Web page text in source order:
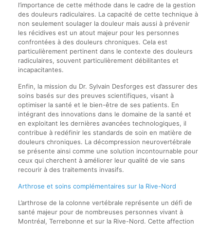
l’importance de cette méthode dans le cadre de la gestion
des douleurs radiculaires. La capacité de cette technique à
non seulement soulager la douleur mais aussi à prévenir
les récidives est un atout majeur pour les personnes
confrontées à des douleurs chroniques. Cela est
particulièrement pertinent dans le contexte des douleurs
radiculaires, souvent particulièrement débilitantes et
incapacitantes.
Enfin, la mission du Dr. Sylvain Desforges est d’assurer des
soins basés sur des preuves scientifiques, visant à
optimiser la santé et le bien-être de ses patients. En
intégrant des innovations dans le domaine de la santé et
en exploitant les dernières avancées technologiques, il
contribue à redéfinir les standards de soin en matière de
douleurs chroniques. La décompression neurovertébrale
se présente ainsi comme une solution incontournable pour
ceux qui cherchent à améliorer leur qualité de vie sans
recourir à des traitements invasifs.
Arthrose et soins complémentaires sur la Rive-Nord
L’arthrose de la colonne vertébrale représente un défi de
santé majeur pour de nombreuses personnes vivant à
Montréal, Terrebonne et sur la Rive-Nord. Cette affection